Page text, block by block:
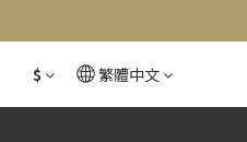
$ 繁體中文